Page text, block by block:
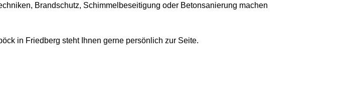
Brandschutz, Schimmelbeseitigung oder Betonsanierung machen
in Friedberg steht Ihnen gerne persönlich zur Seite.